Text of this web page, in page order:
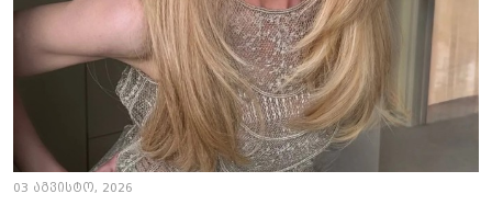
03 აგვისტო, 2026